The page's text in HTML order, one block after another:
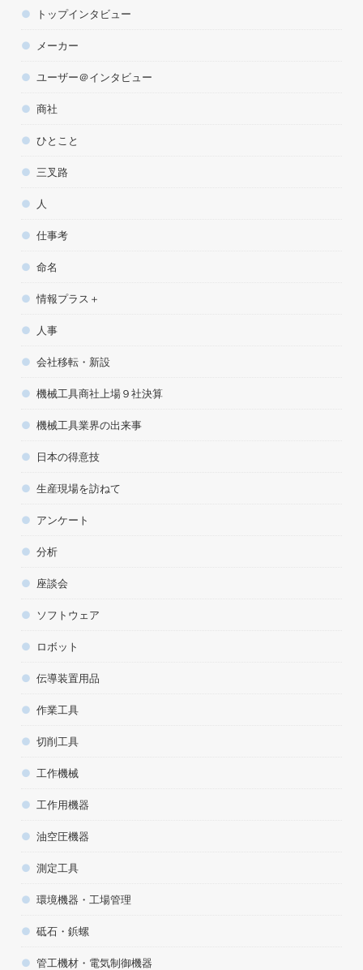
トップインタビュー
メーカー
ユーザー＠インタビュー
商社
ひとこと
三叉路
人
仕事考
命名
情報プラス＋
人事
会社移転・新設
機械工具商社上場９社決算
機械工具業界の出来事
日本の得意技
生産現場を訪ねて
アンケート
分析
座談会
ソフトウェア
ロボット
伝導装置用品
作業工具
切削工具
工作機械
工作用機器
油空圧機器
測定工具
環境機器・工場管理
砥石・鋲螺
管工機材・電気制御機器